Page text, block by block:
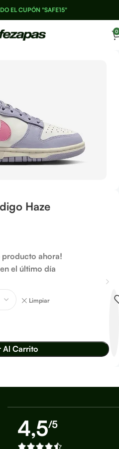
EL CUPÓN "SAFE15"
0
Haze
producto ahora!
el último día
Limpiar
Al Carrito
4,5/5